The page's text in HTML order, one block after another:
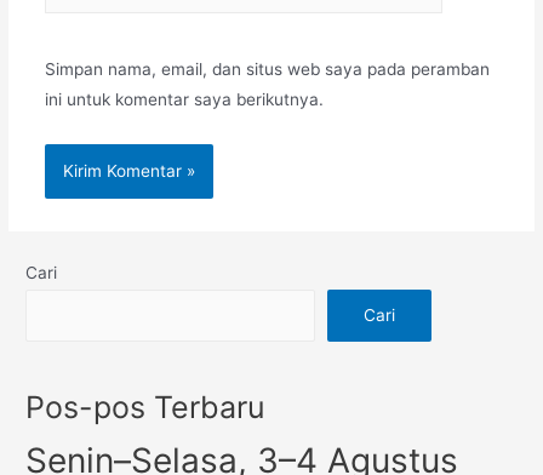
Simpan nama, email, dan situs web saya pada peramban
ini untuk komentar saya berikutnya.
Cari
Cari
Pos-pos Terbaru
Senin–Selasa, 3–4 Agustus